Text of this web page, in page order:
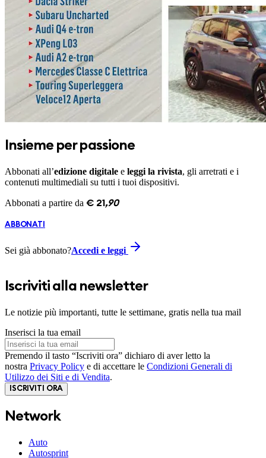
Insieme per passione
Abbonati all’edizione digitale e leggi la rivista, gli arretrati e i
contenuti multimediali su tutti i tuoi dispositivi.
Abbonati a partire da € 21 ,90
ABBONATI
Sei già abbonato?Accedi e leggi
Iscriviti alla newsletter
Le notizie più importanti, tutte le settimane, gratis nella tua mail
Inserisci la tua email
Premendo il tasto “Iscriviti ora” dichiaro di aver letto la
nostra Privacy Policy e di accettare le Condizioni Generali di
Utilizzo dei Siti e di Vendita.
ISCRIVITI ORA
Network
Auto
Autosprint